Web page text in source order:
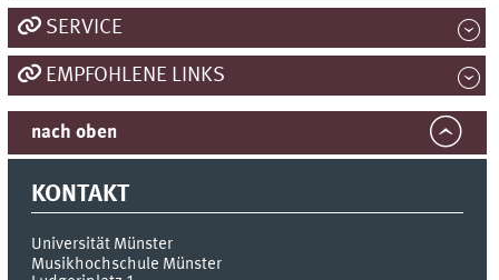
SERVICE
EMPFOHLENE LINKS
nach oben
KONTAKT
Universität Münster
Musikhochschule Münster